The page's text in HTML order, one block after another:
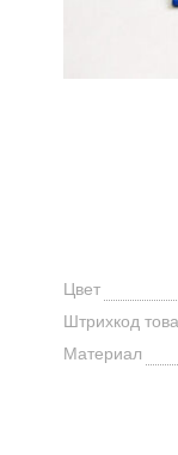
Цвет
Штрихкод
Материал